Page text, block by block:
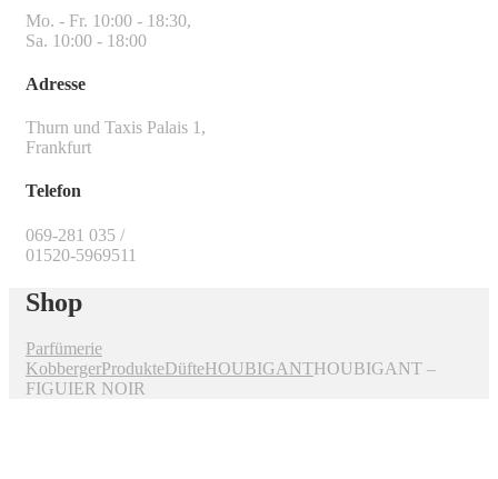
Mo. - Fr. 10:00 - 18:30,
Sa. 10:00 - 18:00
Adresse
Thurn und Taxis Palais 1,
Frankfurt
Telefon
069-281 035 /
01520-5969511
Shop
Parfümerie
KobbergerProdukteDüfteHOUBIGANTHOUBIGANT –
FIGUIER NOIR